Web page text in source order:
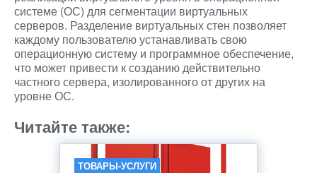
системе (ОС) для сегментации виртуальных
серверов. Разделение виртуальных стен позволяет
каждому пользователю устанавливать свою
операционную систему и программное обеспечение,
что может привести к созданию действительно
частного сервера, изолированного от других на
уровне ОС.
Читайте также:
ТОВАРЫ-УСЛУГИ